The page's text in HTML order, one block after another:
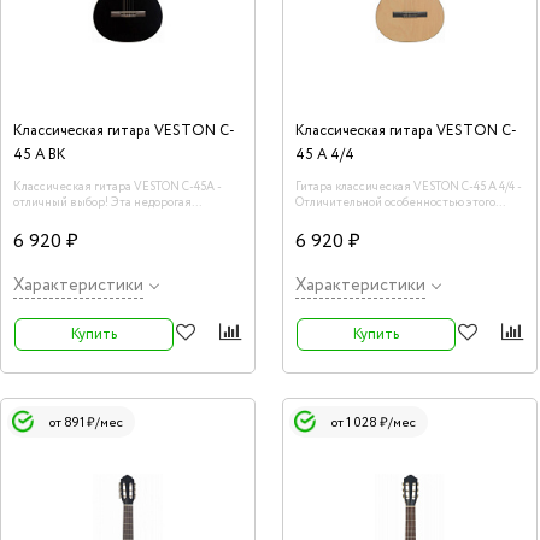
Классическая гитара VESTON C-
45 A BK
Классическая гитара VESTON C-45A -
отличный выбор! Эта недорогая
решили купить гитару для ребенка, или
сделать музыкальный подарок себе или
6 920 ₽
Характеристики
Купить
Классическая гитара VESTON C-
45 A 4/4
Гитара классическая VESTON C-45 A 4/4 -
Отличительной особенностью этого
анкерным стержнем, который поможет
вам регулировать высоту струн для
6 920 ₽
Характеристики
Купить
от 891 ₽/мес от 1 028 ₽/мес